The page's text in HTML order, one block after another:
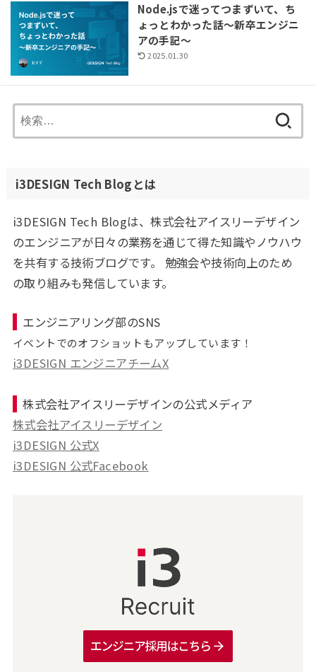
Node.jsで迷ってつまずいて、ち
ょっとわかった話〜新卒エンジニ
アの手記〜
2025.01.30
索:
i3DESIGN Tech Blogとは
i3DESIGN Tech Blogは、株式会社アイスリーデザイン
のエンジニアが日々の業務を通じて得た知識やノウハウ
を共有する技術ブログです。 勉強会や技術向上のため
の取り組みも発信しています。
エンジニアリング部のSNS
イベントでのオフショットもアップしています！
i3DESIGN エンジニアチームX
株式会社アイスリーデザインの公式メディア
株式会社アイスリーデザイン
i3DESIGN 公式X
i3DESIGN 公式Facebook